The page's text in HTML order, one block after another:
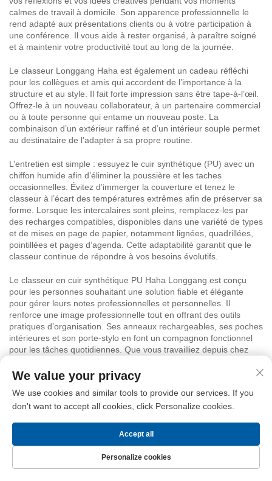
calmes de travail à domicile. Son apparence professionnelle le
rend adapté aux présentations clients ou à votre participation à
une conférence. Il vous aide à rester organisé, à paraître soigné
et à maintenir votre productivité tout au long de la journée.
Le classeur Longgang Haha est également un cadeau réfléchi
pour les collègues et amis qui accordent de l’importance à la
structure et au style. Il fait forte impression sans être tape-à-l’œil.
Offrez-le à un nouveau collaborateur, à un partenaire commercial
ou à toute personne qui entame un nouveau poste. La
combinaison d’un extérieur raffiné et d’un intérieur souple permet
au destinataire de l’adapter à sa propre routine.
L’entretien est simple : essuyez le cuir synthétique (PU) avec un
chiffon humide afin d’éliminer la poussière et les taches
occasionnelles. Évitez d’immerger la couverture et tenez le
classeur à l’écart des températures extrêmes afin de préserver sa
forme. Lorsque les intercalaires sont pleins, remplacez-les par
des recharges compatibles, disponibles dans une variété de types
et de mises en page de papier, notamment lignées, quadrillées,
pointillées et pages d’agenda. Cette adaptabilité garantit que le
classeur continue de répondre à vos besoins évolutifs.
Le classeur en cuir synthétique PU Haha Longgang est conçu
pour les personnes souhaitant une solution fiable et élégante
pour gérer leurs notes professionnelles et personnelles. Il
renforce une image professionnelle tout en offrant des outils
pratiques d’organisation. Ses anneaux rechargeables, ses poches
intérieures et son porte-stylo en font un compagnon fonctionnel
pour les tâches quotidiennes. Que vous travailliez depuis chez
de bureau, ce classeur vous permet de garder l’information
essentielle à portée de main.
Optez pour le classeur Haha Longgang, qui allie un design raffiné
rester organisé, planifier votre temps et noter vos idées, le tout
dans un format compact et attrayant. Ce produit offre une valeur
ajoutée grâce à sa durabilité, sa facilité d’utilisation et son
apparence soignée, adaptée aux environnements professionnels.
We value your privacy
We use cookies and similar tools to provide our services. If you
don't want to accept all cookies, click Personalize cookies.
Personalize cookies
Accept all